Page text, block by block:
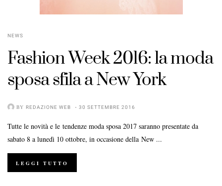
NEWS
Fashion Week 2016: la moda
sposa sfila a New York
BY REDAZIONE WEB 30 SETTEMBRE 2016
Tutte le novità e le tendenze moda sposa 2017 saranno presentate da
sabato 8 a lunedì 10 ottobre, in occasione della New ...
LEGGI TUTTO